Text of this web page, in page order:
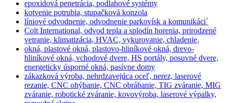
epoxidová penetrácia, podlahové systémy
kotvenie potrubia, stupačková konzola
líniové odvodnenie, odvodnenie parkovísk a komunikáci´
Colt International, odvod tepla a splodín horenia, prirodzené
vetranie, klimatizácia, HVAC, vykurovanie, chladenie,
okná, plastové okná, plastovo-hliníkové okná, drevo-
hliníkové okná, vchodové dvere, HS portály, posuvné dvere,
energeticky úsporné okná, pasívne domy
zákazková výroba, nehrdzavejúca oceľ, nerez, laserové
rezanie, CNC ohýbanie, CNC obrábanie, TIG zváranie, MIG
zváranie, robotické zváranie, kovovýroba, laserové výpalky,